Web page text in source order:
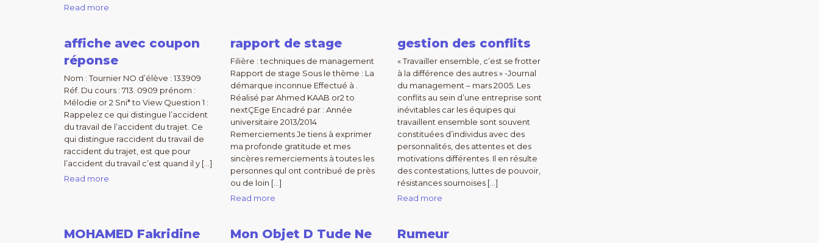
Read more
affiche avec coupon
réponse
Nom : Tournier NO d’élève : 133909
Réf. Du cours : 713. 0909 prénom :
Mélodie or 2 Sni* to View Question 1 :
Rappelez ce qui distingue l’accident
du travail de l’accident du trajet. Ce
qui distingue raccident du travail de
raccident du trajet, est que pour
l’accident du travail c’est quand il y […]
Read more
rapport de stage
Filière : techniques de management
Rapport de stage Sous le thème : La
démarque inconnue Effectué à .
Réalisé par Ahmed KAAB or2 to
nextÇEge Encadré par : Année
universitaire 2013/2014
Remerciements Je tiens à exprimer
ma profonde gratitude et mes
sincères remerciements à toutes les
personnes qul ont contribué de près
ou de loin […]
Read more
gestion des conflits
« Travailler ensemble, c’est se frotter
à la différence des autres » -Journal
du management – mars 2005. Les
conflits au sein d’une entreprise sont
inévitables car les équipes qui
travaillent ensemble sont souvent
constituées d’individus avec des
personnalités, des attentes et des
motivations différentes. Il en résulte
des contestations, luttes de pouvoir,
résistances sournoises […]
Read more
MOHAMED Fakridine
Mon Objet D Tude Ne
Rumeur